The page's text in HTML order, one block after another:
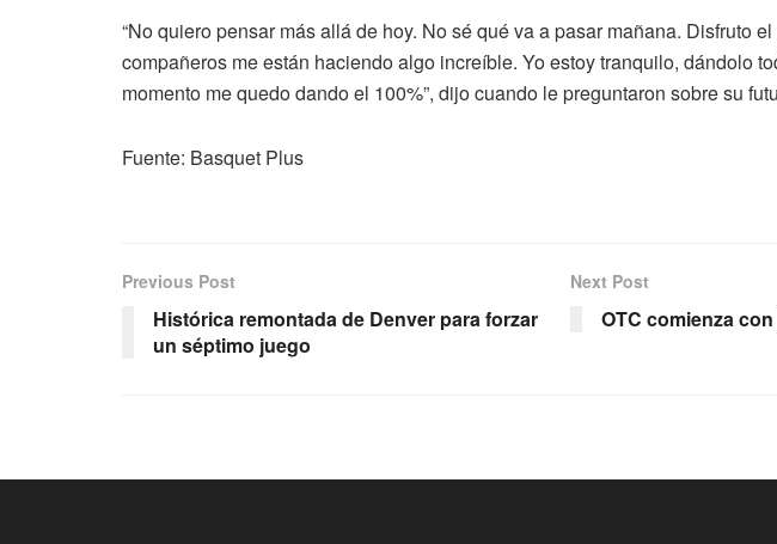
“No quiero pensar más allá de hoy. No sé qué va a pasar mañana. Disfruto
compañeros me están haciendo algo increíble. Yo estoy tranquilo, dándolo
momento me quedo dando el 100%”, dijo cuando le preguntaron sobre su
Fuente: Basquet Plus
Previous Post
Histórica remontada de Denver para forzar
un séptimo juego
Next Post
OTC comienza